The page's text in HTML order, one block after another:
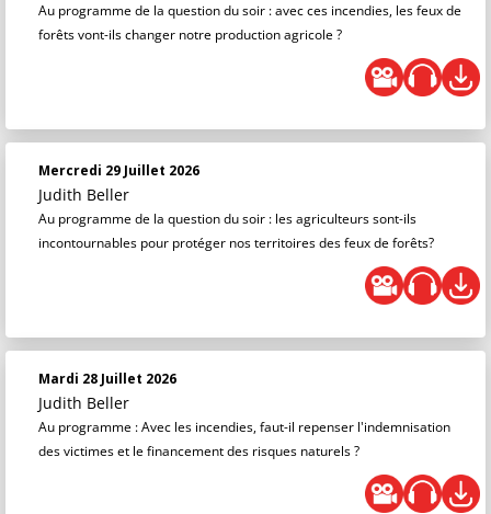
Au programme de la question du soir : avec ces incendies, les feux de
forêts vont-ils changer notre production agricole ?
Mercredi 29 Juillet 2026
Judith Beller
Au programme de la question du soir : les agriculteurs sont-ils
incontournables pour protéger nos territoires des feux de forêts?
Mardi 28 Juillet 2026
Judith Beller
Au programme : Avec les incendies, faut-il repenser l'indemnisation
des victimes et le financement des risques naturels ?